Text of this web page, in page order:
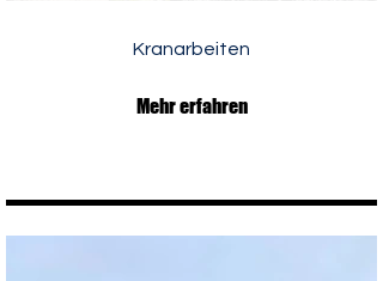
Kranarbeiten
Mehr erfahren